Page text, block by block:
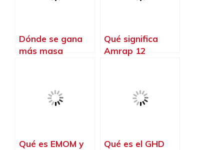
Dónde se gana
más masa
Qué significa
Amrap 12
Qué es EMOM y
Qué es el GHD